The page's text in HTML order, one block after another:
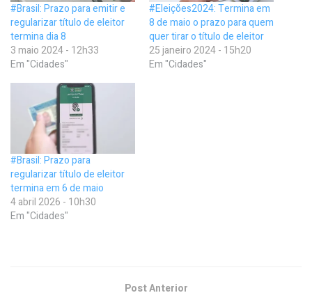
#Brasil: Prazo para emitir e
regularizar título de eleitor
termina dia 8
3 maio 2024 - 12h33
Em "Cidades"
#Eleições2024: Termina em
8 de maio o prazo para quem
quer tirar o título de eleitor
25 janeiro 2024 - 15h20
Em "Cidades"
#Brasil: Prazo para
regularizar título de eleitor
termina em 6 de maio
4 abril 2026 - 10h30
Em "Cidades"
Post Anterior